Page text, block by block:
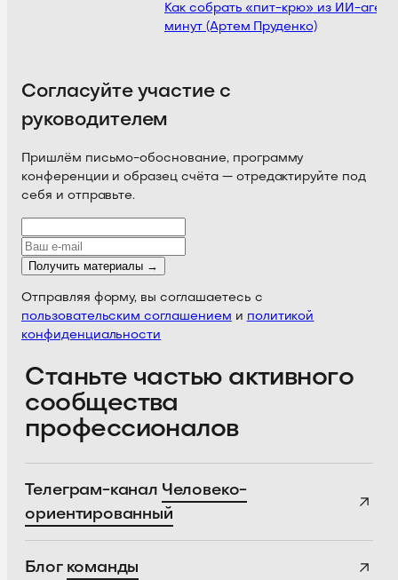
Как собрать «пит-крю» из ИИ-
минут (Артем Пруденко)
Согласуйте участие с
руководителем
Пришлём письмо-обоснование, программу
конференции и образец счёта — отредактируйте под
себя и отправьте.
Получить материалы →
Отправляя форму, вы соглашаетесь с
пользовательским соглашением и политикой
конфиденциальности
Станьте частью активного
сообщества
профессионалов
Телеграм-канал Человеко-
ориентированный
Блог команды